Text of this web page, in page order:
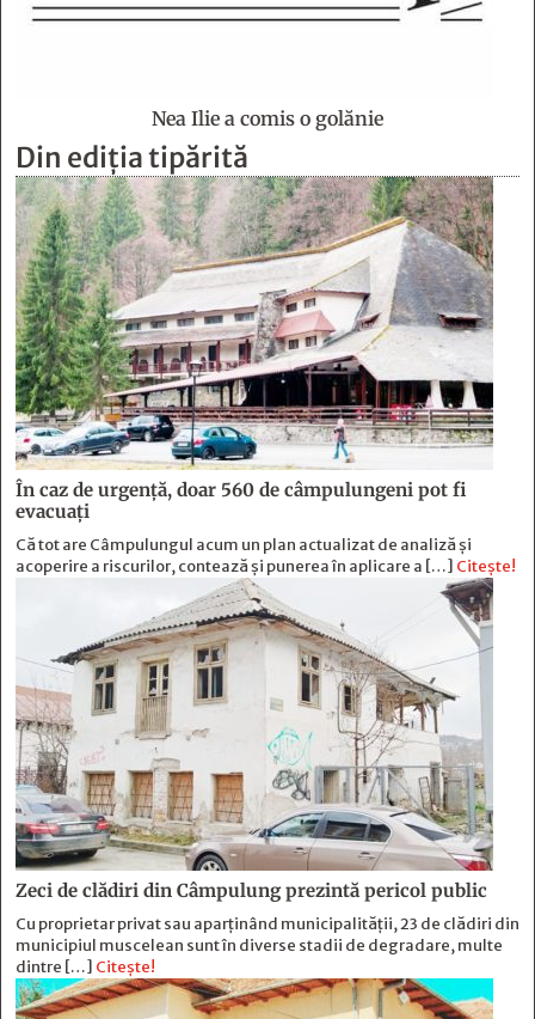
Nea Ilie a comis o golănie
Din ediția tipărită
În caz de urgență, doar 560 de câmpulungeni pot fi
evacuați
Că tot are Câmpulungul acum un plan actualizat de analiză și
acoperire a riscurilor, contează și punerea în aplicare a […] Citește!
Zeci de clădiri din Câmpulung prezintă pericol public
Cu proprietar privat sau aparținând municipalității, 23 de clădiri din
municipiul muscelean sunt în diverse stadii de degradare, multe
dintre […] Citește!